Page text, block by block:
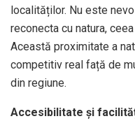
localităților. Nu este
reconecta cu natura,
Această proximitate a
competitiv real față de
din regiune.
Accesibilitate și